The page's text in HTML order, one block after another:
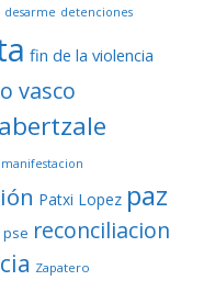
desarme detenciones
fin de la violencia
vasco
manifestacion
Patxi Lopez paz
pse reconciliacion
Zapatero